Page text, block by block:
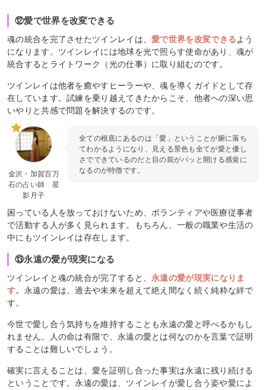
⑫愛で世界を改変できる
魂の統合を完了させたツインレイは、愛で世界を改変できるよう
になります。ツインレイには地球を光で照らす使命があり、魂が
統合するとライトワーク（光の仕事）に取り組むのです。
ツインレイは他者を癒やすヒーラーや、魂を導くガイドとして存
在しています。試練を乗り越えてきたからこそ、他者への深い思
いやりと共感で問題を解決するのです。
金沢・加賀百万
石の占い師 星
影月子
全ての根底にあるのは「愛」ということが腑に落ち
てわかるようになり、見える景色も全てが愛と優し
さでできているのだと目の前がパッと開ける感覚に
なるのが特徴です。
困っている人を放っておけないため、ボランティアや医療従事者
で活動する人が多く見られます。もちろん、一般の職業や生活の
中にもツインレイは存在します。
⑬永遠の愛が現実になる
ツインレイと魂の統合が完了すると、永遠の愛が現実になりま
す。 永遠の愛は、過去や未来を超えて絶え間なく続く純粋な絆で
す。
今世で愛し合う気持ちを維持することも永遠の愛と呼べるかもし
れません。人の命は有限で、永遠の愛とは何なのかを言葉で証明
することは難しいでしょう。
確実に言えることは、愛を証明し合った事実は永遠に残り続ける
ということです。永遠の愛は、ツインレイが愛し合う姿や愛によ